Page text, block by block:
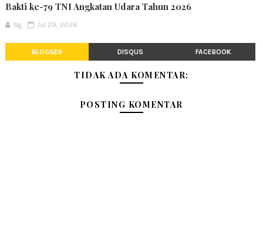
Bakti ke-79 TNI Angkatan Udara Tahun 2026
Ng Jul 29, 2026
BLOGGER DISQUS FACEBOOK
TIDAK ADA KOMENTAR:
POSTING KOMENTAR